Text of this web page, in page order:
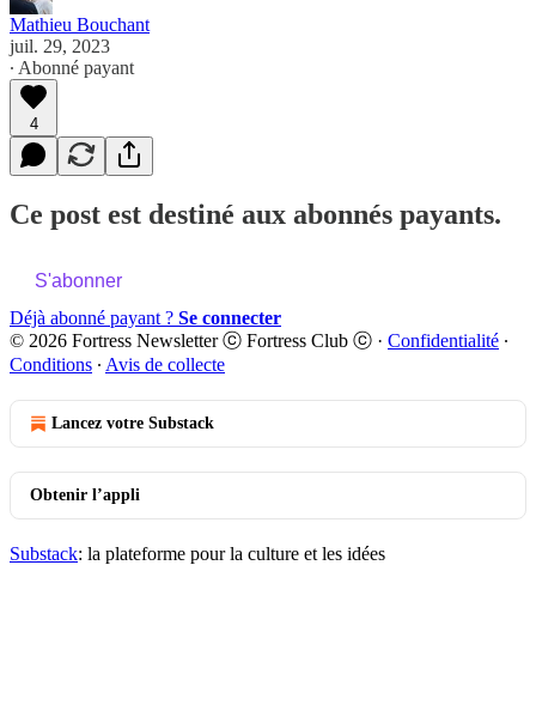
Mathieu Bouchant
juil. 29, 2023
∙ Abonné payant
4
Ce post est destiné aux abonnés payants.
S'abonner
Déjà abonné payant ? Se connecter
© 2026 Fortress Newsletter ⓒ Fortress Club ⓒ · Confidentialité ∙
Conditions ∙ Avis de collecte
Lancez votre Substack
Obtenir l’appli
Substack: la plateforme pour la culture et les idées